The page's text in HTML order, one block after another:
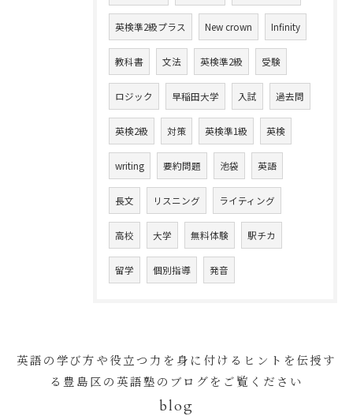
英検準2級プラス New crown Infinity
教科書 文法 英検準2級 受験
ロジック 早稲田大学 入試 過去問
英検2級 対策 英検準1級 英検
writing 要約問題 池袋 英語
長文 リスニング ライティング
高校 大学 無料体験 駅チカ
留学 個別指導 発音
英語の学び方や役立つ力を身に付けるヒントを伝授す
る豊島区の英語塾のブログをご覧ください
blog